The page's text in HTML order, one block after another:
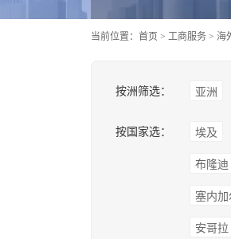
当前位置： 首页 > 工商服务 > 海
按洲筛选： 亚洲
按国家选： 埃及
布隆迪
塞内加
安哥拉